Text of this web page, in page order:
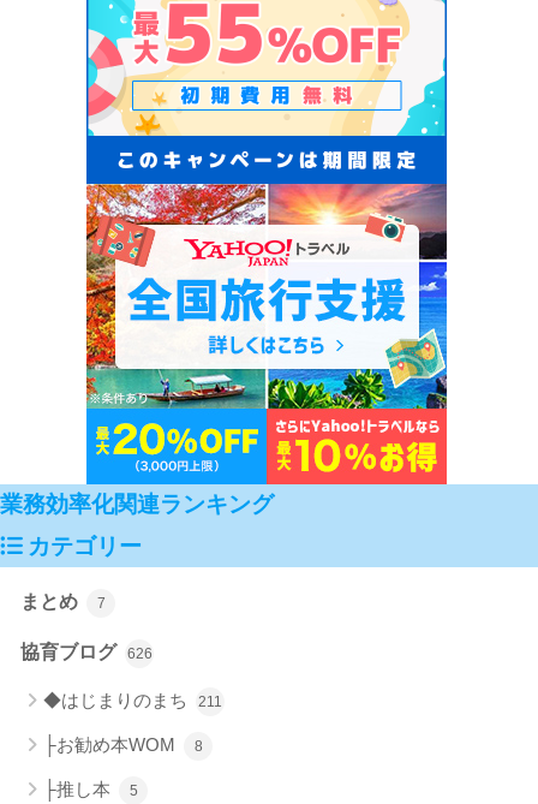
業務効率化関連ランキング
カテゴリー
まとめ 7
協育ブログ 626
◆はじまりのまち 211
├お勧め本WOM 8
├推し本 5